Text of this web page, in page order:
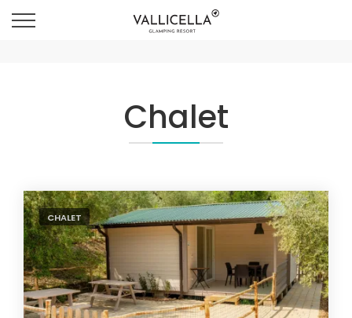
Chalet
CHALET